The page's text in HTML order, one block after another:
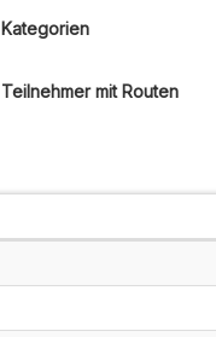
mit Routen